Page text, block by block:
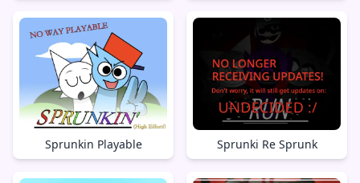
Sprunkin Playable Sprunki Re Sprunk